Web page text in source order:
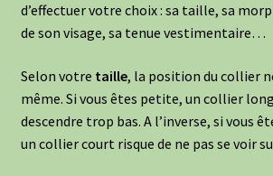
d’effectuer votre choix : sa taille, sa
de son visage, sa tenue vestimentaire…
Selon votre taille, la position du collier
même. Si vous êtes petite, un collier
descendre trop bas. A l’inverse, si vous
un collier court risque de ne pas se voir